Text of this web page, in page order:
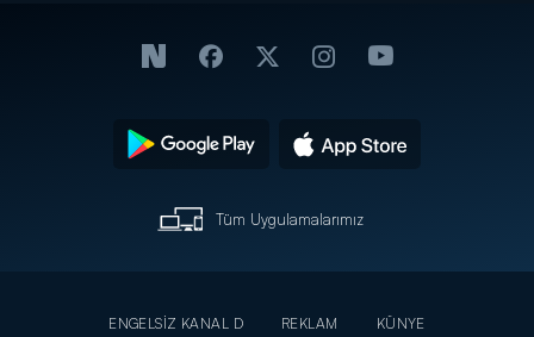
Tüm Uygulamalarımız
ENGELSİZ KANAL D REKLAM
KÜNYE